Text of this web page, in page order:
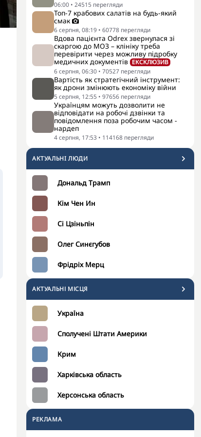
06:00 • 24515 перегляди
Топ-7 крабових салатів на будь-який
смак
6 серпня, 08:19 • 60778 перегляди
Вдова пацієнта Odrex звернулася зі
скаргою до МОЗ – клініку треба
перевірити через можливу підробку
медичних документів ЕКСКЛЮЗИВ
6 серпня, 06:30 • 70527 перегляди
Вартість як стратегічний інструмент:
як дрони змінюють економіку війни
5 серпня, 12:55 • 97656 перегляди
Українцям можуть дозволити не
відповідати на робочі дзвінки та
повідомлення поза робочим часом -
нардеп
4 серпня, 17:53 • 114168 перегляди
АКТУАЛЬНI ЛЮДИ
Дональд Трамп
Кім Чен Ин
Сі Цзіньпін
Олег Синєгубов
Фрідріх Мерц
АКТУАЛЬНІ МІСЦЯ
Україна
Сполучені Штати Америки
Крим
Харківська область
Херсонська область
РЕКЛАМА